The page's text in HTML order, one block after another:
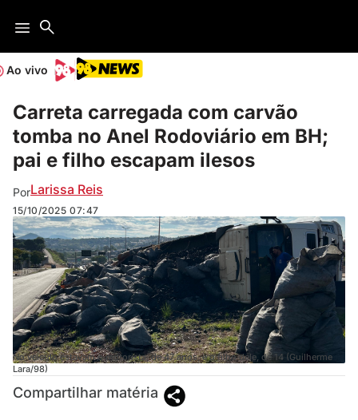
Ao vivo
Carreta carregada com carvão
tomba no Anel Rodoviário em BH;
pai e filho escapam ilesos
PorLarissa Reis
15/10/2025 07:47
No veículo estavam o motorista, de 47 anos, e o filho dele, de 14 (Guilherme
Lara/98)
Compartilhar matéria